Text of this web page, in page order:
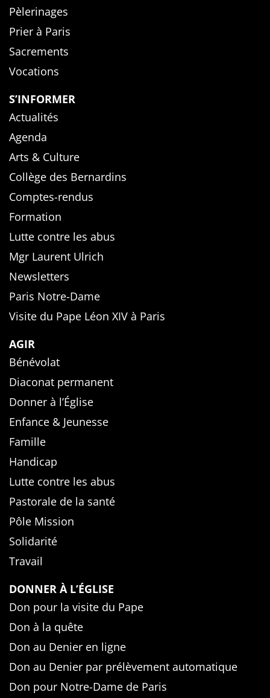
Pèlerinages
Prier à Paris
Sacrements
Vocations
S’INFORMER
Actualités
Agenda
Arts & Culture
Collège des Bernardins
Comptes-rendus
Formation
Lutte contre les abus
Mgr Laurent Ulrich
Newsletters
Paris Notre-Dame
Visite du Pape Léon XIV à Paris
AGIR
Bénévolat
Diaconat permanent
Donner à l’Église
Enfance & Jeunesse
Famille
Handicap
Lutte contre les abus
Pastorale de la santé
Pôle Mission
Solidarité
Travail
DONNER À L’ÉGLISE
Don pour la visite du Pape
Don à la quête
Don au Denier en ligne
Don au Denier par prélèvement automatique
Don pour Notre-Dame de Paris